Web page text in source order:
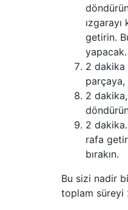
ızgarayı
getirin.
yapacak.
2 dakika
parçaya,
2 dakika,
2
rafa
bırakın.
Bu sizi nadir
toplam süreyi